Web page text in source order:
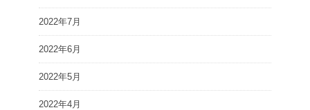
2022年7月
2022年6月
2022年5月
2022年4月